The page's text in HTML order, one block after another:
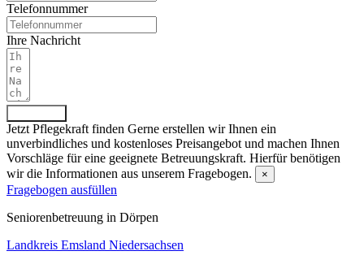
Telefonnummer
Ihre Nachricht
Jetzt Pflegekraft finden Gerne erstellen wir Ihnen ein
unverbindliches und kostenloses Preisangebot und machen Ihnen
Vorschläge für eine geeignete Betreuungskraft. Hierfür benötigen
wir die Informationen aus unserem Fragebogen.
×
Fragebogen ausfüllen
Senioren­betreuung in Dörpen
Landkreis Emsland Niedersachsen